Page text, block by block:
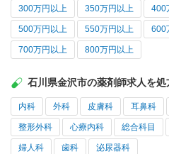
300万円以上 350万円以上 400
500万円以上 550万円以上 600
700万円以上 800万円以上
石川県金沢市の薬剤師求人を
内科 外科 皮膚科 耳鼻科
整形外科 心療内科 総合科目
婦人科 歯科 泌尿器科